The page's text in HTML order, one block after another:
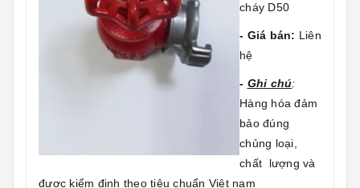
cháy D50
- Giá bán: Liên
hệ
- Ghi chú:
Hàng hóa đảm
bảo đúng
chủng loại,
chất lượng và
được kiểm định theo tiêu chuẩn Việt nam